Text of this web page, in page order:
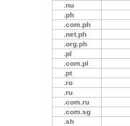
.nu
.ph
.com.ph
.net.ph
.org.ph
.pl
.com.pl
.pt
.ro
.ru
.com.ru
.com.sg
.sh